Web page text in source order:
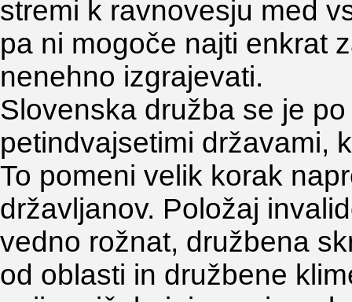
stremi k ravnovesju med
pa ni mogoče najti enkrat
nenehno izgrajevati.
Slovenska družba se je
petindvajsetimi državami,
To pomeni velik korak
državljanov. Položaj
vedno rožnat, družbena
od oblasti in družbene